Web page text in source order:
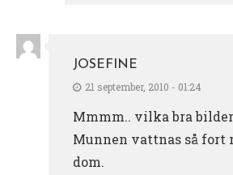
JOSEFINE
21 september, 2010 - 01:24
Mmmm.. vilka bra
Munnen vattnas så fort
dom.